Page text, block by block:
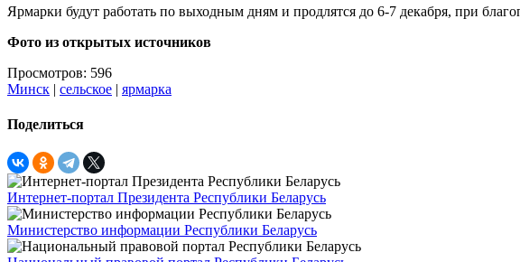
Ярмарки будут работать по выходным дням и продлятся до 6-7 декабря, при
Фото из открытых источников
Просмотров: 596
Минск | сельское | ярмарка
Поделиться
Интернет-портал Президента Республики Беларусь
Министерство информации Республики Беларусь